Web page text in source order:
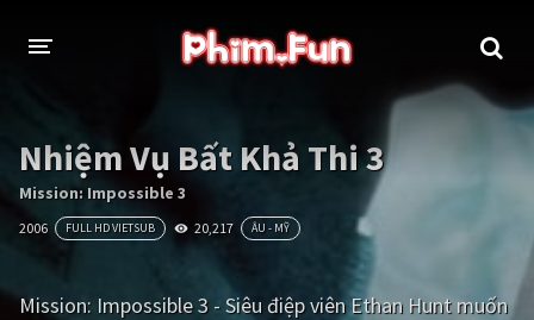
THỂ LOẠI
Thần thoại - Cổ trang
Tâm lý Chiến tranh
Nhạc kịch
Nhiệm Vụ Bất Khả Thi 3
Mission: Impossible 3
2006 FULL HD VIETSUB 20,217 ÂU - MỸ
Mission: Impossible 3 - Siêu điệp viên Ethan Hunt muốn